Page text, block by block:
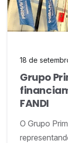
18 de
Grupo
FANDI
O Grupo